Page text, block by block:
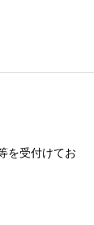
を受付けてお